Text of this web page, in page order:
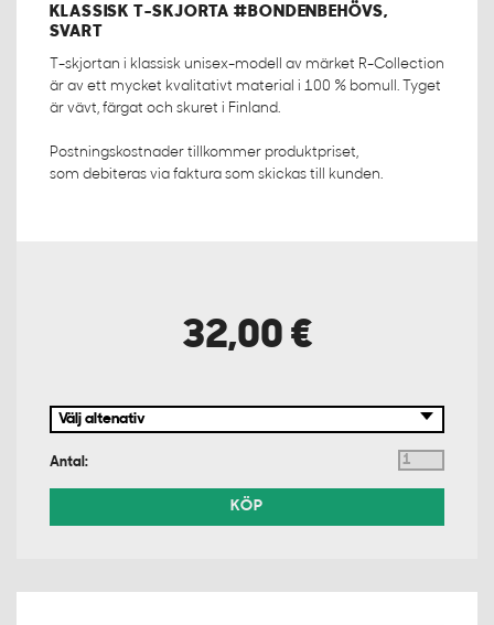
KLASSISK T-SKJORTA #BONDENBEHÖVS,
SVART
T-skjortan i klassisk unisex-modell av märket R-Collection
är av ett mycket kvalitativt material i 100 % bomull. Tyget
är vävt, färgat och skuret i Finland.
Postningskostnader tillkommer produktpriset,
som debiteras via faktura som skickas till kunden.
32,00 €
Antal:
KÖP